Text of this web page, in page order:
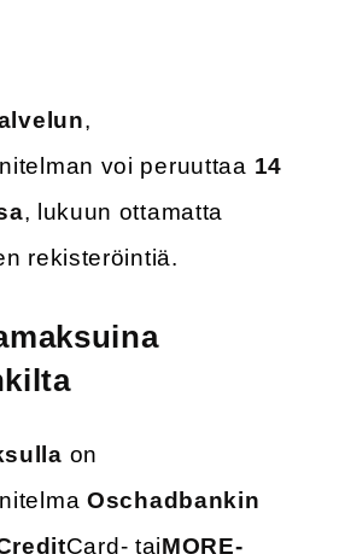
,
voi peruuttaa 14
, lukuun ottamatta
rekisteröintiä.
on
Oschadbankin
Card- taiMORE-